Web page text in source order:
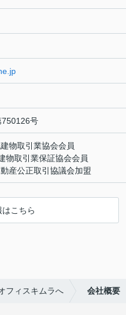
号
物取引業協会会員
物取引業保証協会会員
産公正取引協議会加盟
こちら
フィスキムラへ 会社概要